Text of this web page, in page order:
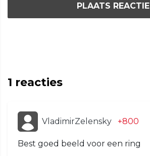
PLAATS REACTIE
1 reacties
VladimirZelensky +800
Best goed beeld voor een ring